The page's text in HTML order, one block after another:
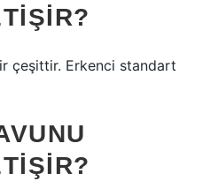
çeşittir. Erkenci standart